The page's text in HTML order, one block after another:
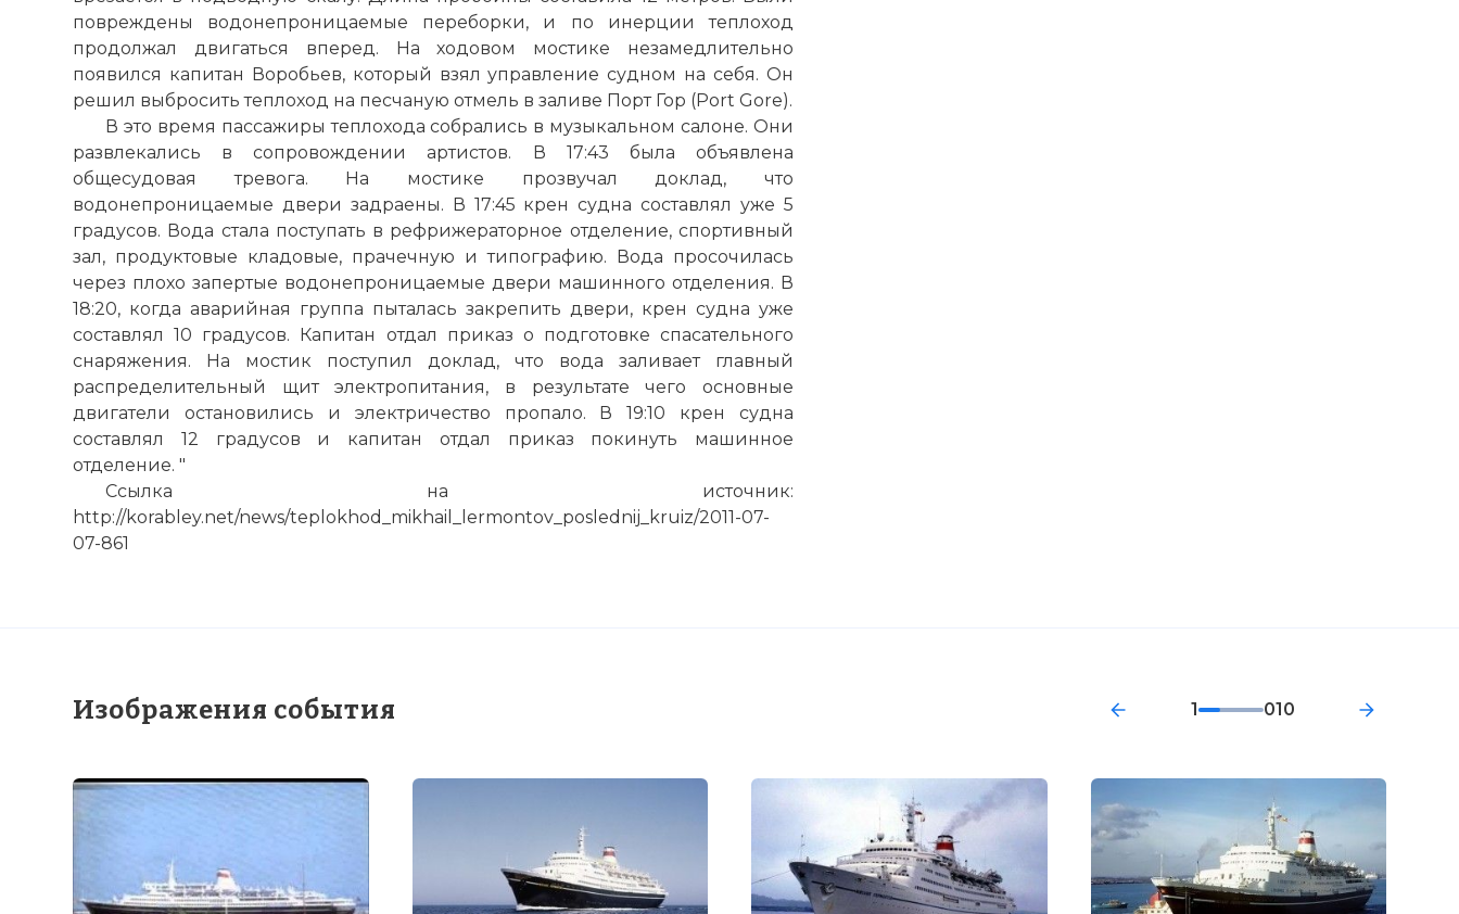
повреждены водонепроницаемые переборки, и по инерции теплоход
продолжал двигаться вперед. На ходовом мостике незамедлительно
появился капитан Воробьев, который взял управление судном на себя. Он
решил выбросить теплоход на песчаную отмель в заливе Порт Гор (Port Gore).
В это время пассажиры теплохода собрались в музыкальном салоне. Они
развлекались в сопровождении артистов. В 17:43 была объявлена
общесудовая тревога. На мостике прозвучал доклад, что
водонепроницаемые двери задраены. В 17:45 крен судна составлял уже 5
градусов. Вода стала поступать в рефрижераторное отделение, спортивный
зал, продуктовые кладовые, прачечную и типографию. Вода просочилась
через плохо запертые водонепроницаемые двери машинного отделения. В
18:20, когда аварийная группа пыталась закрепить двери, крен судна уже
составлял 10 градусов. Капитан отдал приказ о подготовке спасательного
снаряжения. На мостик поступил доклад, что вода заливает главный
распределительный щит электропитания, в результате чего основные
двигатели остановились и электричество пропало. В 19:10 крен судна
составлял 12 градусов и капитан отдал приказ покинуть машинное
отделение. "
Ссылка на источник:
http://korabley.net/news/teplokhod_mikhail_lermontov_poslednij_kruiz/2011-07-
07-861
Изображения события 1 010
☓
Теплоход Михаил Лермонтов